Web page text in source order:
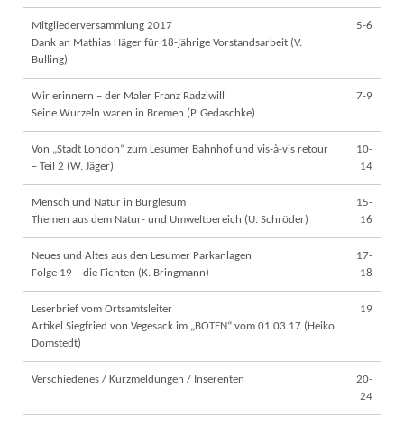
Mitgliederversammlung 2017
Dank an Mathias Häger für 18-jährige Vorstandsarbeit (V.
Bulling)
5-6
Wir erinnern – der Maler Franz Radziwill
Seine Wurzeln waren in Bremen (P. Gedaschke)
7-9
Von „Stadt London“ zum Lesumer Bahnhof und vis-à-vis retour
– Teil 2 (W. Jäger)
10-
14
Mensch und Natur in Burglesum
Themen aus dem Natur- und Umweltbereich (U. Schröder)
15-
16
Neues und Altes aus den Lesumer Parkanlagen
Folge 19 – die Fichten (K. Bringmann)
17-
18
Leserbrief vom Ortsamtsleiter
Artikel Siegfried von Vegesack im „BOTEN“ vom 01.03.17 (Heiko
Domstedt)
19
Verschiedenes / Kurzmeldungen / Inserenten
20-
24